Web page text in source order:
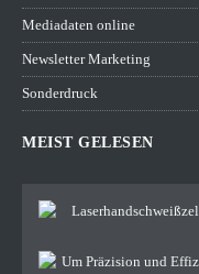
Mediadaten online
Newsletter Marketing
Sonderdruck
MEIST GELESEN